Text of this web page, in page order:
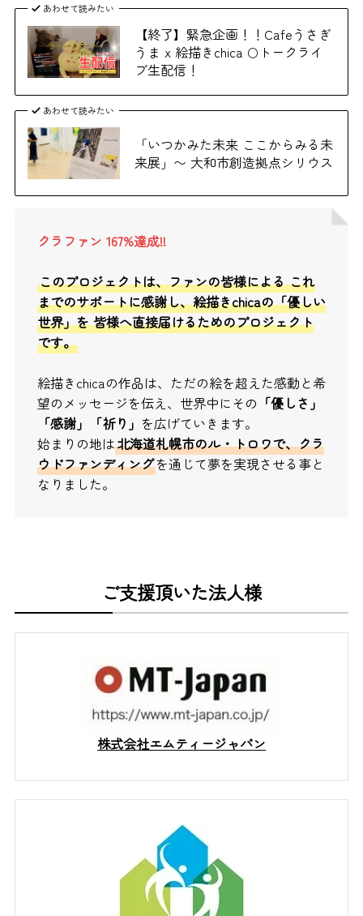
あわせて読みたい
【終了】緊急企画！！Cafeうさぎ
うま x 絵描きchica 🌕トークライ
ブ生配信！
あわせて読みたい
「いつかみた未来 ここからみる未
来展」〜 大和市創造拠点シリウス
クラファン 167%達成!!
このプロジェクトは、ファンの皆様による これ
までのサポートに感謝し、絵描きchicaの「優しい
世界」を 皆様へ直接届けるためのプロジェクト
です。
絵描きchicaの作品は、ただの絵を超えた感動と希
望のメッセージを伝え、世界中にその 「優しさ」
「感謝」「祈り」 を広げていきます。
始まりの地は北海道札幌市のル・トロワで、クラ
ウドファンディングを通じて夢を実現させる事と
なりました。
ご支援頂いた法人様
株式会社エムティージャパン